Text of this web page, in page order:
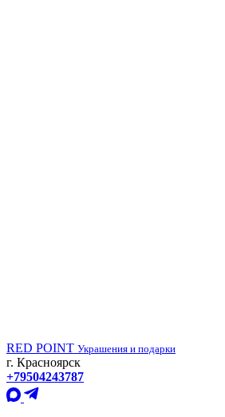
RED POINT Украшения и подарки
г. Красноярск
+79504243787